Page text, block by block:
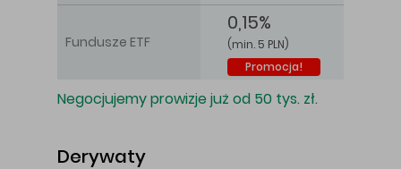
Fundusze ETF
0,15%
(min. 5 PLN)
Promocja!
Negocjujemy prowizje już od 50 tys. zł.
Derywaty